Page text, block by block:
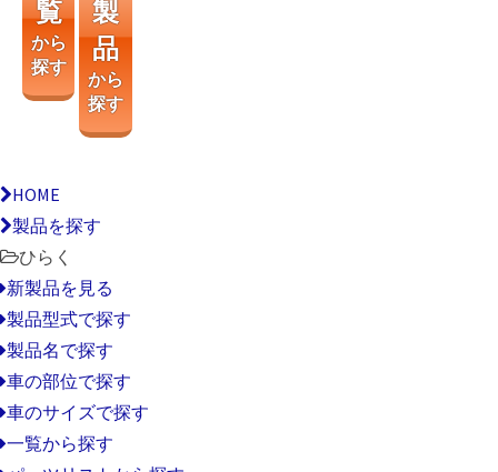
覧
から
探す
製
品
から
探す
HOME
製品を探す
ひらく
新製品を見る
製品型式で探す
製品名で探す
車の部位で探す
車のサイズで探す
一覧から探す